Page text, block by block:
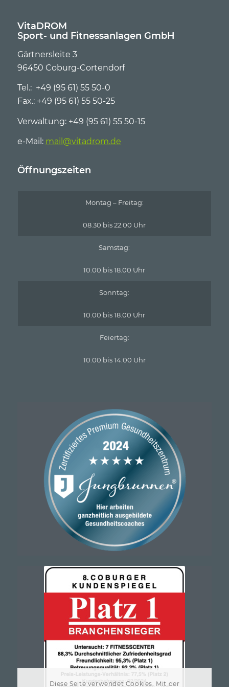
VitaDROM
Sport- und Fitnessanlagen GmbH
Gärtnersleite 3
96450 Coburg-Cortendorf
Tel.: +49 (95 61) 55 50-0
Fax.: +49 (95 61) 55 50-25
Verwaltung: +49 (95 61) 55 50-15
e-Mail: mail@vitadrom.de
Öffnungszeiten
Montag – Freitag:
08.30 bis 22.00 Uhr
Samstag:
10.00 bis 18.00 Uhr
Sonntag:
10.00 bis 18.00 Uhr
Feiertag:
10.00 bis 14.00 Uhr
Diese Seite verwendet Cookies. Mit der